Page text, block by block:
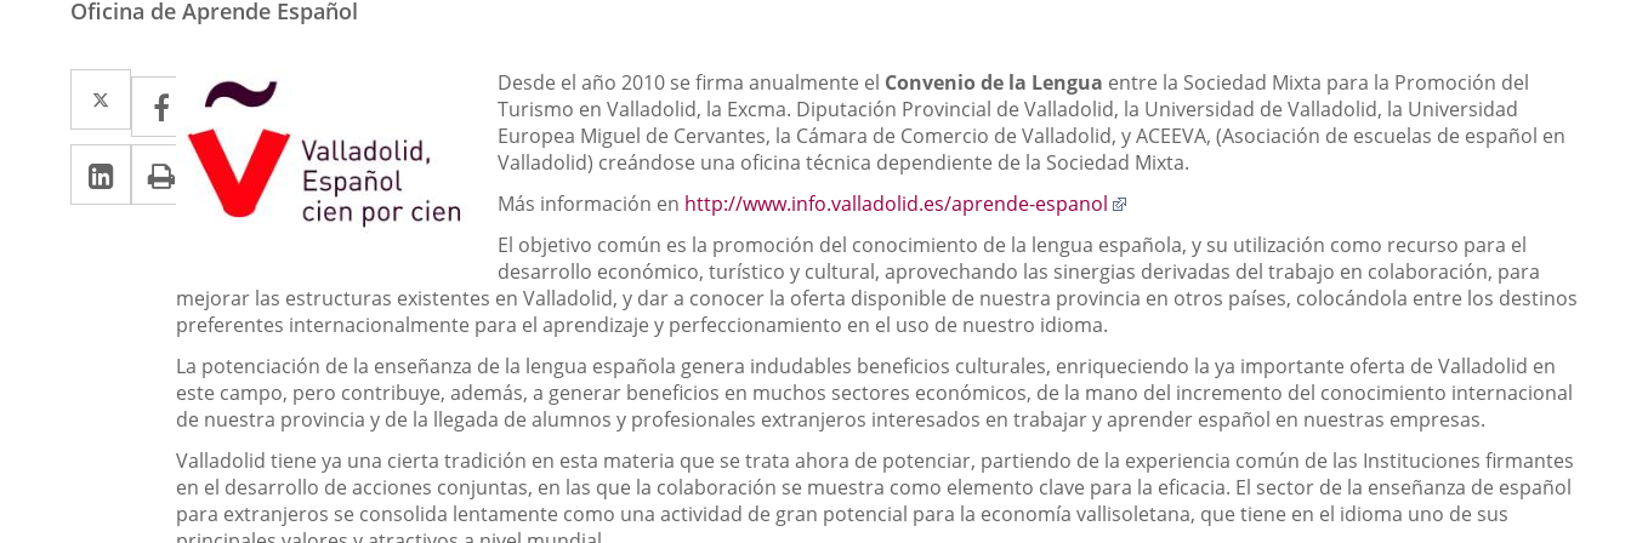
Oficina de Aprende Español
Twitter
Enlace
a
una
aplicación
Facebook
Enlace
a
una
aplicación
LinkedIn
Enlace
a
aplicación
externa.
Imprimir
Descripción Desde el año 2010 se firma anualmente el Convenio de la Lengua entre la Sociedad Mixta para la Promoción del
Turismo en Valladolid, la Excma. Diputación Provincial de Valladolid, la Universidad de Valladolid, la Universidad
Europea Miguel de Cervantes, la Cámara de Comercio de Valladolid, y ACEEVA, (Asociación de escuelas de español en
Valladolid) creándose una oficina técnica dependiente de la Sociedad Mixta.
Más información en http://www.info.valladolid.es/aprende-espanol
una
aplicación
externa.
El objetivo común es la promoción del conocimiento de la lengua española, y su utilización como recurso para el
desarrollo económico, turístico y cultural, aprovechando las sinergias derivadas del trabajo en colaboración, para
mejorar las estructuras existentes en Valladolid, y dar a conocer la oferta disponible de nuestra provincia en otros países, colocándola entre los destinos
preferentes internacionalmente para el aprendizaje y perfeccionamiento en el uso de nuestro idioma.
La potenciación de la enseñanza de la lengua española genera indudables beneficios culturales, enriqueciendo la ya importante oferta de Valladolid en
este campo, pero contribuye, además, a generar beneficios en muchos sectores económicos, de la mano del incremento del conocimiento internacional
de nuestra provincia y de la llegada de alumnos y profesionales extranjeros interesados en trabajar y aprender español en nuestras empresas.
Valladolid tiene ya una cierta tradición en esta materia que se trata ahora de potenciar, partiendo de la experiencia común de las Instituciones firmantes
en el desarrollo de acciones conjuntas, en las que la colaboración se muestra como elemento clave para la eficacia. El sector de la enseñanza de español
para extranjeros se consolida lentamente como una actividad de gran potencial para la economía vallisoletana, que tiene en el idioma uno de sus